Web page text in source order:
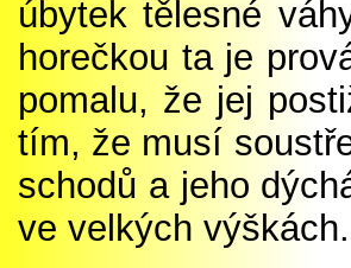
úbytek tělesné
horečkou ta je
pomalu, že jej
tím, že musí
schodů a jeho
ve velkých výškách.